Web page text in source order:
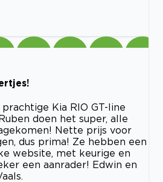
Kia RIO GT-line
doen het super, alle
Nette prijs voor
dus prima! Ze hebben een
website, met keurige en
een aanrader! Edwin en